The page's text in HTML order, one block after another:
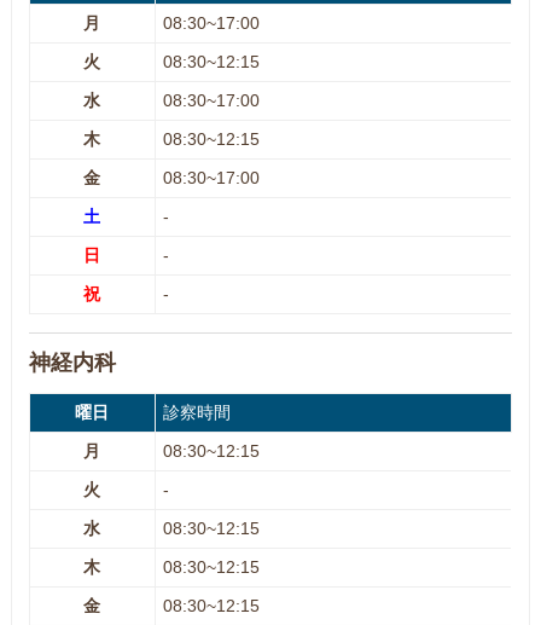
月
08:30~17:00
火
08:30~12:15
水
08:30~17:00
木
08:30~12:15
金
08:30~17:00
土
-
日
-
祝
-
神経内科
曜日
診察時間
月
08:30~12:15
火
-
水
08:30~12:15
木
08:30~12:15
金
08:30~12:15